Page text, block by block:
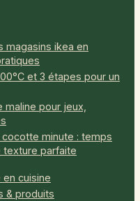
magasins ikea en
et 3 étapes pour un
maline pour jeux,
minute : temps
texture parfaite
cuisine
& produits